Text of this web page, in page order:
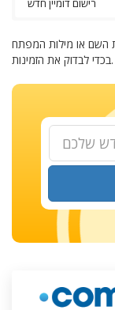
השם או מילות המפתח
בכדי לבדוק את הזמינות.